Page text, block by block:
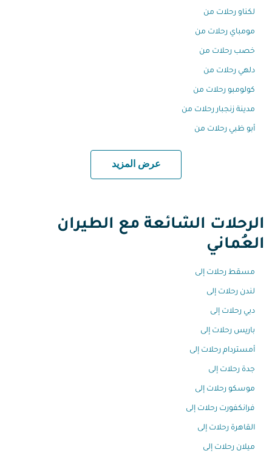
لكناو رحلات من
مومباي رحلات من
خصب رحلات من
دلهي رحلات من
كولومبو رحلات من
مدينة زنجبار رحلات من
أبو ظبي رحلات من
عرض المزيد
الرحلات الشائعة مع الطيران
العُماني
مسقط رحلات إلى
لندن رحلات إلى
دبي رحلات إلى
باريس رحلات إلى
أمستردام رحلات إلى
جدة رحلات إلى
موسكو رحلات إلى
فرانكفورت رحلات إلى
القاهرة رحلات إلى
ميلان رحلات إلى